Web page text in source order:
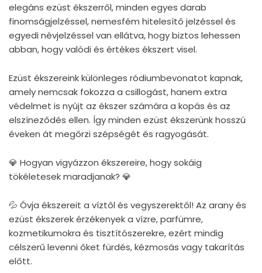
elegáns ezüst ékszerről, minden egyes darab
finomságjelzéssel, nemesfém hitelesítő jelzéssel és
egyedi névjelzéssel van ellátva, hogy biztos lehessen
abban, hogy valódi és értékes ékszert visel.
Ezüst ékszereink különleges ródiumbevonatot kapnak,
amely nemcsak fokozza a csillogást, hanem extra
védelmet is nyújt az ékszer számára a kopás és az
elszíneződés ellen. Így minden ezüst ékszerünk hosszú
éveken át megőrzi szépségét és ragyogását.
💎 Hogyan vigyázzon ékszereire, hogy sokáig
tökéletesek maradjanak? 💎
💦 Óvja ékszereit a víztől és vegyszerektől! Az arany és
ezüst ékszerek érzékenyek a vízre, parfümre,
kozmetikumokra és tisztítószerekre, ezért mindig
célszerű levenni őket fürdés, kézmosás vagy takarítás
előtt.